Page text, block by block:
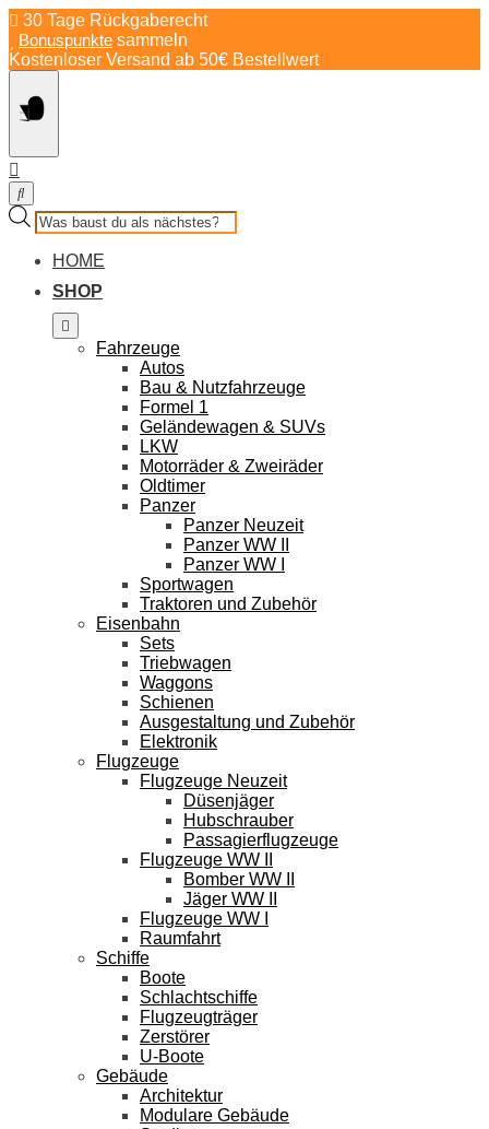
Springe
zum
Inhalt
30 Tage Rückgaberecht
Bonuspunkte sammeln
Kostenloser Versand ab 50€ Bestellwert
Products
search
HOME
SHOP
Fahrzeuge
Autos
Bau & Nutzfahrzeuge
Formel 1
Geländewagen & SUVs
LKW
Motorräder & Zweiräder
Oldtimer
Panzer
Panzer Neuzeit
Panzer WW II
Panzer WW I
Sportwagen
Traktoren und Zubehör
Eisenbahn
Sets
Triebwagen
Waggons
Schienen
Ausgestaltung und Zubehör
Elektronik
Flugzeuge
Flugzeuge Neuzeit
Düsenjäger
Hubschrauber
Passagierflugzeuge
Flugzeuge WW II
Bomber WW II
Jäger WW II
Flugzeuge WW I
Raumfahrt
Schiffe
Boote
Schlachtschiffe
Flugzeugträger
Zerstörer
U-Boote
Gebäude
Architektur
Modulare Gebäude